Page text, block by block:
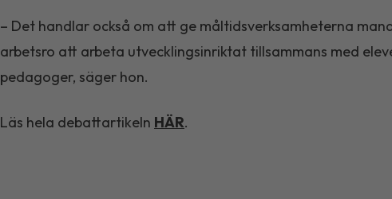
– Det handlar också om att ge måltidsverksamheterna
arbetsro att arbeta utvecklingsinriktat tillsammans med
pedagoger, säger hon.
Läs hela debattartikeln HÄR.